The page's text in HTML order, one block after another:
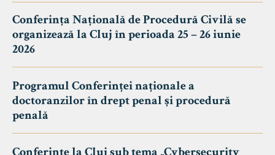
Conferința Națională de Procedură Civilă se
organizează la Cluj în perioada 25 – 26 iunie
2026
Programul Conferinței naționale a
doctoranzilor în drept penal și procedură
penală